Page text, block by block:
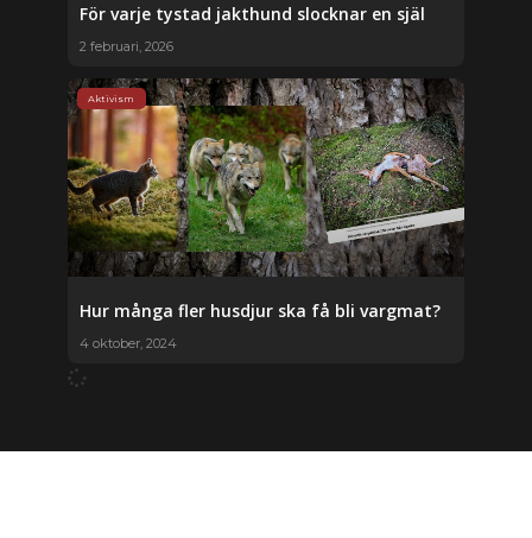
För varje tystad jakthund slocknar en själ
2 februari, 2026
Aktivism
Hur många fler husdjur ska få bli vargmat?
4 oktober, 2024